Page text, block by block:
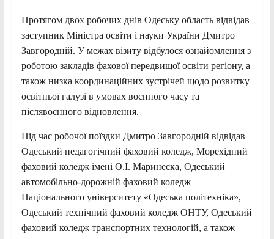
Протягом двох робочих днів Одеську область відвідав
заступник Міністра освіти і науки України Дмитро
Завгородній. У межах візиту відбулося ознайомлення з
роботою закладів фахової передвищої освіти регіону, а
також низка координаційних зустрічей щодо розвитку
освітньої галузі в умовах воєнного часу та
післявоєнного відновлення.
Під час робочої поїздки Дмитро Завгородній відвідав
Одеський педагогічний фаховий коледж, Морехідний
фаховий коледж імені О.І. Маринеска, Одеський
автомобільно-дорожній фаховий коледж
Національного університету «Одеська політехніка»,
Одеський технічний фаховий коледж ОНТУ, Одеський
фаховий коледж транспортних технологій, а також